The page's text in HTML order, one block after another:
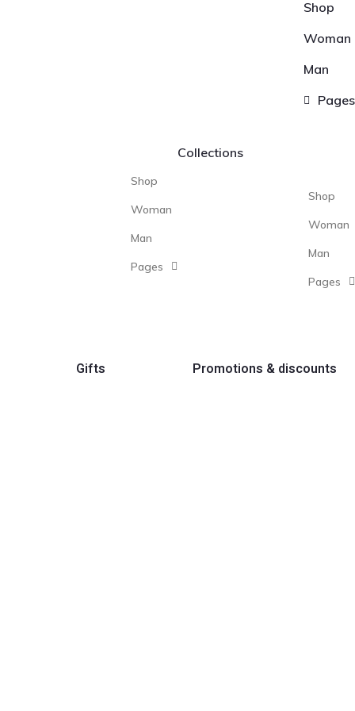
Shop
Woman
Man
Pages
Collections
Shop
Woman
Man
Pages
Shop
Woman
Man
Pages
Promotions & discounts
Gifts